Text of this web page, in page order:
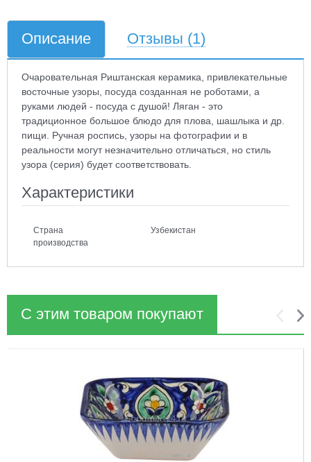
Описание Отзывы (1)
Очаровательная Риштанская керамика, привлекательные
восточные узоры, посуда созданная не роботами, а
руками людей - посуда с душой! Ляган - это
традиционное большое блюдо для плова, шашлыка и др.
пищи. Ручная роспись, узоры на фотографии и в
реальности могут незначительно отличаться, но стиль
узора (серия) будет соответствовать.
Характеристики
Страна
производства
Узбекистан
С этим товаром покупают